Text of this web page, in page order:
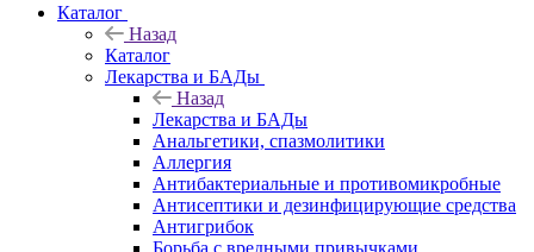
Каталог
Назад
Каталог
Лекарства и БАДы
Назад
Лекарства и БАДы
Анальгетики, спазмолитики
Аллергия
Антибактериальные и противомикробные
Антисептики и дезинфицирующие средства
Антигрибок
Борьба с вредными привычками